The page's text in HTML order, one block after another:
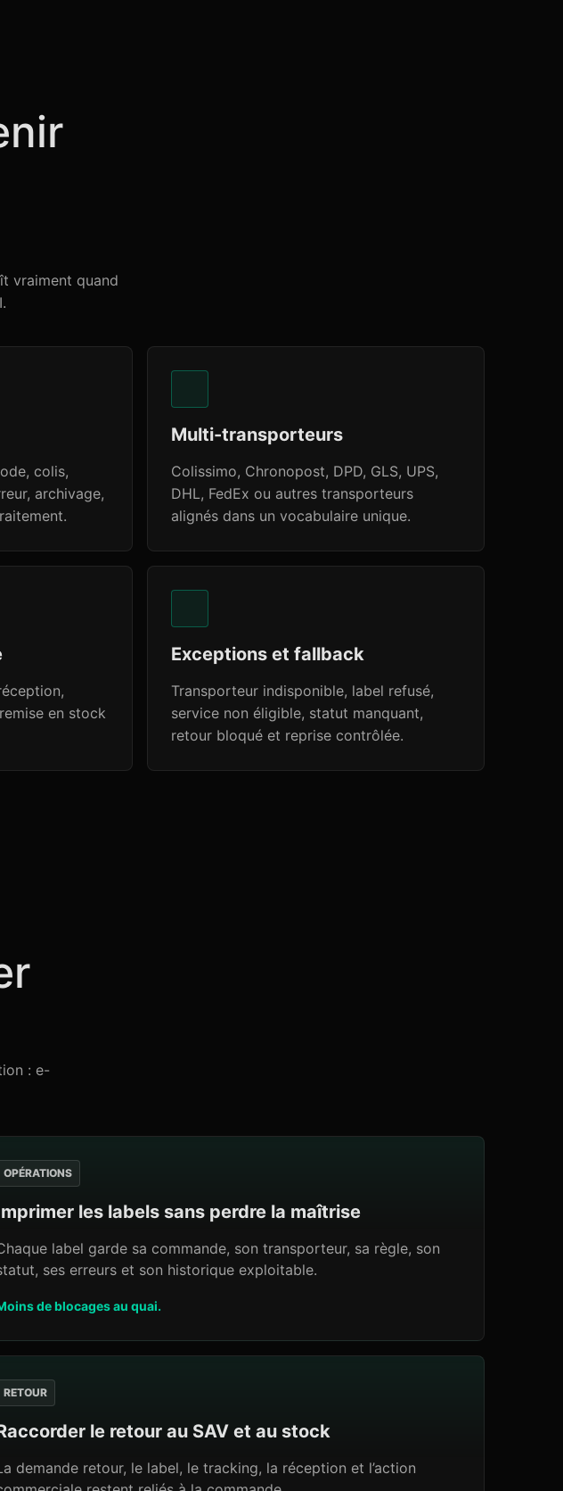
vraiment quand
colis,
archivage,
Multi-transporteurs
Colissimo, Chronopost, DPD, GLS, UPS,
DHL, FedEx ou autres transporteurs
alignés dans un vocabulaire unique.
en stock
Exceptions et fallback
Transporteur indisponible, label refusé,
service non éligible, statut manquant,
retour bloqué et reprise contrôlée.
: e-
OPÉRATIONS
les labels sans perdre la maîtrise
label garde sa commande, son transporteur, sa règle, son
ses erreurs et son historique exploitable.
de blocages au quai.
RETOUR
le retour au SAV et au stock
demande retour, le label, le tracking, la réception et l’action